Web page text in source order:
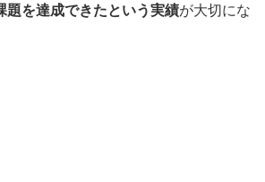
題を達成できたという実績が大切にな